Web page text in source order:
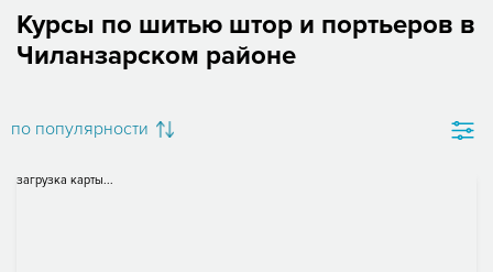
Курсы по шитью штор и портьеров в
Чиланзарском районе
по популярности
загрузка карты...